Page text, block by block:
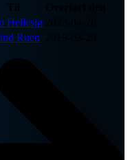
Til
Hellesjø
Ruen